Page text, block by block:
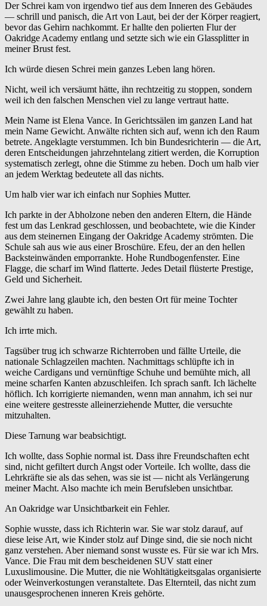
Der Schrei kam von irgendwo tief aus dem Inneren des Gebäudes
— schrill und panisch, die Art von Laut, bei der der Körper reagiert,
bevor das Gehirn nachkommt. Er hallte den polierten Flur der
Oakridge Academy entlang und setzte sich wie ein Glassplitter in
meiner Brust fest.
Ich würde diesen Schrei mein ganzes Leben lang hören.
Nicht, weil ich versäumt hätte, ihn rechtzeitig zu stoppen, sondern
weil ich den falschen Menschen viel zu lange vertraut hatte.
Mein Name ist Elena Vance. In Gerichtssälen im ganzen Land hat
mein Name Gewicht. Anwälte richten sich auf, wenn ich den Raum
betrete. Angeklagte verstummen. Ich bin Bundesrichterin — die Art,
deren Entscheidungen jahrzehntelang zitiert werden, die Korruption
systematisch zerlegt, ohne die Stimme zu heben. Doch um halb vier
an jedem Werktag bedeutete all das nichts.
Um halb vier war ich einfach nur Sophies Mutter.
Ich parkte in der Abholzone neben den anderen Eltern, die Hände
fest um das Lenkrad geschlossen, und beobachtete, wie die Kinder
aus dem steinernen Eingang der Oakridge Academy strömten. Die
Schule sah aus wie aus einer Broschüre. Efeu, der an den hellen
Backsteinwänden emporrankte. Hohe Rundbogenfenster. Eine
Flagge, die scharf im Wind flatterte. Jedes Detail flüsterte Prestige,
Geld und Sicherheit.
Zwei Jahre lang glaubte ich, den besten Ort für meine Tochter
gewählt zu haben.
Ich irrte mich.
Tagsüber trug ich schwarze Richterroben und fällte Urteile, die
nationale Schlagzeilen machten. Nachmittags schlüpfte ich in
weiche Cardigans und vernünftige Schuhe und bemühte mich, all
meine scharfen Kanten abzuschleifen. Ich sprach sanft. Ich lächelte
höflich. Ich korrigierte niemanden, wenn man annahm, ich sei nur
eine weitere gestresste alleinerziehende Mutter, die versuchte
mitzuhalten.
Diese Tarnung war beabsichtigt.
Ich wollte, dass Sophie normal ist. Dass ihre Freundschaften echt
sind, nicht gefiltert durch Angst oder Vorteile. Ich wollte, dass die
Lehrkräfte sie als das sehen, was sie ist — nicht als Verlängerung
meiner Macht. Also machte ich mein Berufsleben unsichtbar.
An Oakridge war Unsichtbarkeit ein Fehler.
Sophie wusste, dass ich Richterin war. Sie war stolz darauf, auf
diese leise Art, wie Kinder stolz auf Dinge sind, die sie noch nicht
ganz verstehen. Aber niemand sonst wusste es. Für sie war ich Mrs.
Vance. Die Frau mit dem bescheidenen SUV statt einer
Luxuslimousine. Die Mutter, die nie Wohltätigkeitsgalas organisierte
oder Weinverkostungen veranstaltete. Das Elternteil, das nicht zum
unausgesprochenen inneren Kreis gehörte.